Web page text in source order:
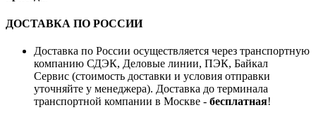
ДОСТАВКА ПО РОССИИ
Доставка по России осуществляется через транспортную
компанию СДЭК, Деловые линии, ПЭК, Байкал
Сервис (стоимость доставки и условия отправки
уточняйте у менеджера). Доставка до терминала
транспортной компании в Москве - бесплатная!